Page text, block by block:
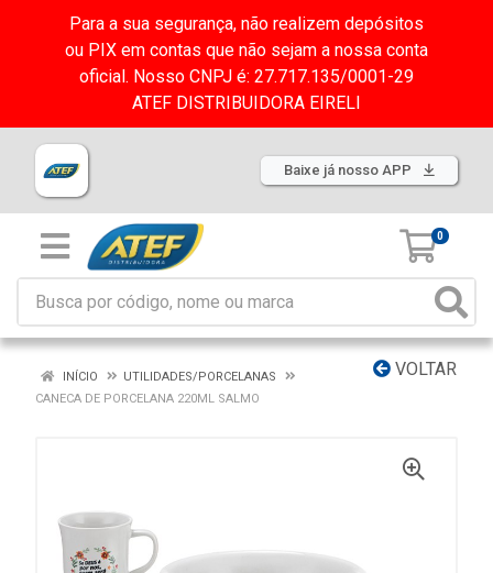
Para a sua segurança, não realizem depósitos
ou PIX em contas que não sejam a nossa conta
oficial. Nosso CNPJ é: 27.717.135/0001-29
ATEF DISTRIBUIDORA EIRELI
Baixe já nosso APP
0
VOLTAR
INÍCIO
UTILIDADES/PORCELANAS
CANECA DE PORCELANA 220ML SALMO